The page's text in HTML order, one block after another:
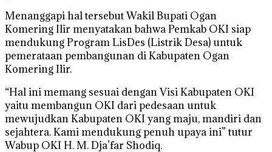
Menanggapi hal tersebut Wakil Bupati Ogan
Komering Ilir menyatakan bahwa Pemkab OKI siap
mendukung Program LisDes (Listrik Desa) untuk
pemerataan pembangunan di Kabupaten Ogan
Komering Ilir.
“Hal ini memang sesuai dengan Visi Kabupaten OKI
yaitu membangun OKI dari pedesaan untuk
mewujudkan Kabupaten OKI yang maju, mandiri dan
sejahtera. Kami mendukung penuh upaya ini” tutur
Wabup OKI H. M. Dja’far Shodiq.